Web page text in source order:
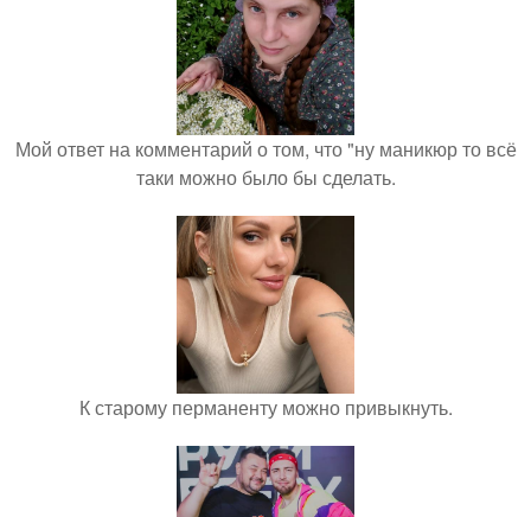
Мой ответ на комментарий о том, что "ну маникюр то всё
таки можно было бы сделать.
К старому перманенту можно привыкнуть.